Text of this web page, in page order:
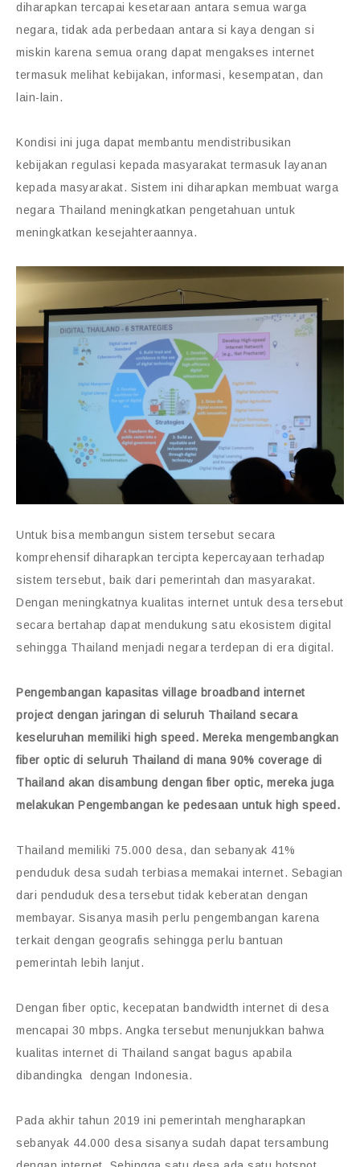
diharapkan tercapai kesetaraan antara semua warga
negara, tidak ada perbedaan antara si kaya dengan si
miskin karena semua orang dapat mengakses internet
termasuk melihat kebijakan, informasi, kesempatan, dan
lain-lain.
Kondisi ini juga dapat membantu mendistribusikan
kebijakan regulasi kepada masyarakat termasuk layanan
kepada masyarakat. Sistem ini diharapkan membuat warga
negara Thailand meningkatkan pengetahuan untuk
meningkatkan kesejahteraannya.
Untuk bisa membangun sistem tersebut secara
komprehensif diharapkan tercipta kepercayaan terhadap
sistem tersebut, baik dari pemerintah dan masyarakat.
Dengan meningkatnya kualitas internet untuk desa tersebut
secara bertahap dapat mendukung satu ekosistem digital
sehingga Thailand menjadi negara terdepan di era digital.
Pengembangan kapasitas village broadband internet
project dengan jaringan di seluruh Thailand secara
keseluruhan memiliki high speed. Mereka mengembangkan
fiber optic di seluruh Thailand di mana 90% coverage di
Thailand akan disambung dengan fiber optic, mereka juga
melakukan Pengembangan ke pedesaan untuk high speed.
Thailand memiliki 75.000 desa, dan sebanyak 41%
penduduk desa sudah terbiasa memakai internet. Sebagian
dari penduduk desa tersebut tidak keberatan dengan
membayar. Sisanya masih perlu pengembangan karena
terkait dengan geografis sehingga perlu bantuan
pemerintah lebih lanjut.
Dengan fiber optic, kecepatan bandwidth internet di desa
mencapai 30 mbps. Angka tersebut menunjukkan bahwa
kualitas internet di Thailand sangat bagus apabila
dibandingka dengan Indonesia.
Pada akhir tahun 2019 ini pemerintah mengharapkan
sebanyak 44.000 desa sisanya sudah dapat tersambung